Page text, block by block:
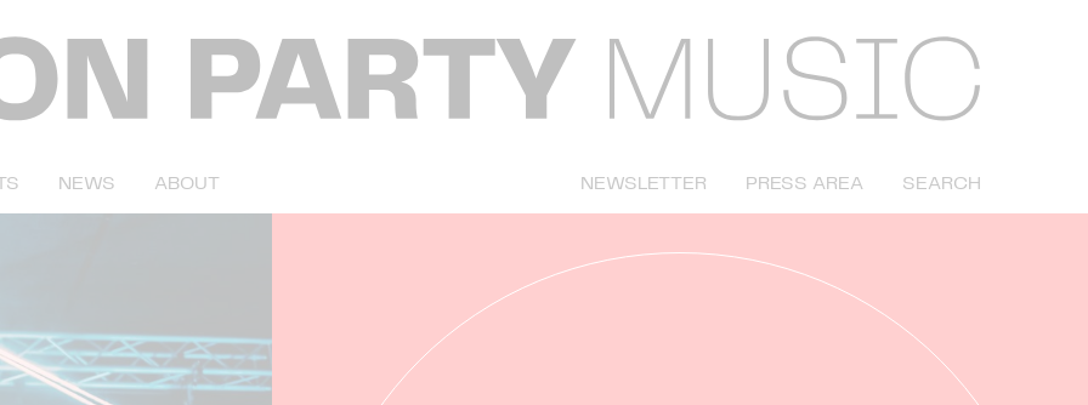
NEWS ABOUT NEWSLETTER PRESS AREA SEARCH